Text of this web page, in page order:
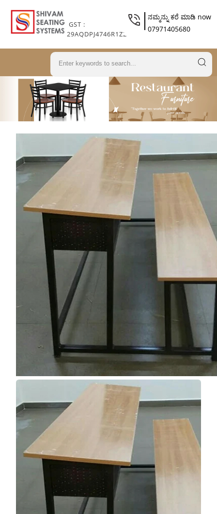
GST :
29AQDPJ4746R1Z2
ನಮ್ಮನ್ನು ಕರೆ ಮಾಡಿ now
07971405680